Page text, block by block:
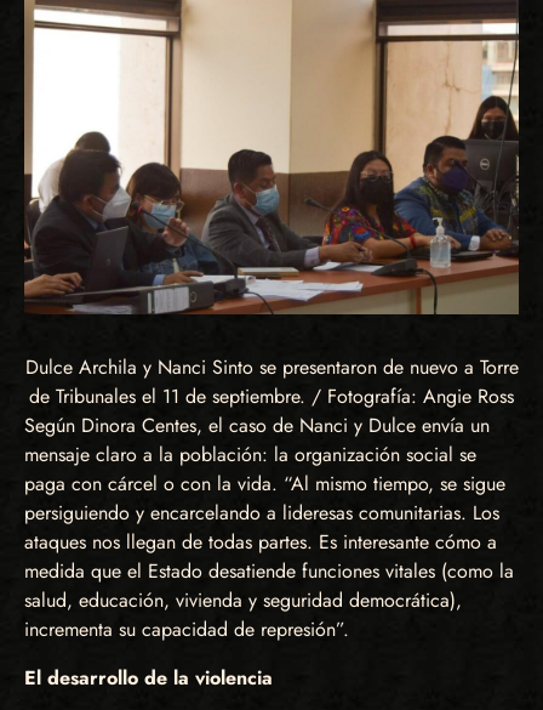
Dulce Archila y Nanci Sinto se presentaron de nuevo a Torre
de Tribunales el 11 de septiembre. / Fotografía: Angie Ross
Según Dinora Centes, el caso de Nanci y Dulce envía un
mensaje claro a la población: la organización social se
paga con cárcel o con la vida. “Al mismo tiempo, se sigue
persiguiendo y encarcelando a lideresas comunitarias. Los
ataques nos llegan de todas partes. Es interesante cómo a
medida que el Estado desatiende funciones vitales (como la
salud, educación, vivienda y seguridad democrática),
incrementa su capacidad de represión”.
El desarrollo de la violencia